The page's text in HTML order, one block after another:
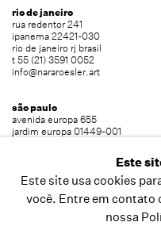
rio de janeiro
rua redentor 241
ipanema 22421-030
rio de janeiro rj brasil
t 55 (21) 3591 0052
info@nararoesler.art
são paulo
avenida europa 655
jardim europa 01449-001
copyright © 2026 nara roesler
Este
Este site usa cookies
você. Entre em contato
nossa